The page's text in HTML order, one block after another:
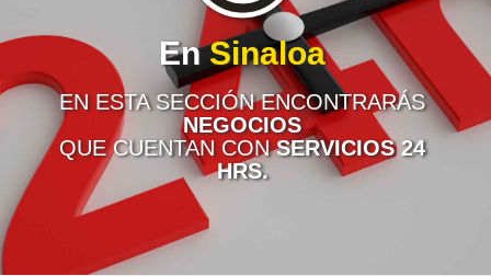
EnSinaloa
EN ESTA SECCIÓN ENCONTRARÁS
NEGOCIOS
QUE CUENTAN CONSERVICIOS 24
HRS.